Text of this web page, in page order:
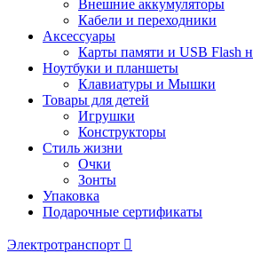
Внешние аккумуляторы
Кабели и переходники
Аксессуары
Карты памяти и USB Flash
Ноутбуки и планшеты
Клавиатуры и Мышки
Товары для детей
Игрушки
Конструкторы
Стиль жизни
Очки
Зонты
Упаковка
Подарочные сертификаты
Электротранспорт